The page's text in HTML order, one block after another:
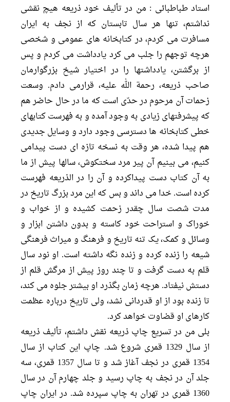
استاد طباطبائى : من در تألیف خود ذریعه هیچ نقشى
نداشتم، تنها هر سال تابستان که از نجف به ایران
مسافرت مى کردم، در کتابخانه هاى عمومى و شخصى
هرچه توجهم را جلب مى کرد یادداشت مى کردم و پس
از برگشتن، یادداشتها را در اختیار شیخ بزرگوارمان
صاحب ذریعه، رحمة الله علیه، قرارمى دادم. وسعت
زحمات آن مرحوم در حدّى است که ما در حال حاضر هم
که پیشرفتهاى زیادى به وجود آمده و به فهرست کتابهاى
خطى کتابخانه ها دسترسى وجود دارد و وسایل جدیدى
هم پیدا شده، هر وقت به نسخه تازه اى دست پیدامى
کنیم، مى بینیم آن پیر مرد سختکوش، سالها پیش از ما
به آن کتاب دست پیداکرده و آن را در الذریعه فهرست
کرده است. خدا مى داند و بس که این مرد بزرگ تاریخ در
مدت شصت سال چقدر زحمت کشیده و از خواب و
خوراک و استراحت خود کاسته و بدون داشتن ابزار و
وسائل و کمک، یک تنه تاریخ و فرهنگ و میراث فرهنگى
شیعه را زنده کرده و زنده نگه داشته است. او نود سال
قلم به دست گرفت و تا چند روز پیش از مرگش قلم از
دستش نیفتاد. هرچه زمان بگذرد او بیشتر جلوه مى کند،
تا زنده بود از او قدردانى نشد، ولى تاریخ درباره عظمت
کارهاى او قضاوت خواهد کرد.
بلى من در تسریع چاپ ذریعه نقش داشتم، تألیف ذریعه
از سال 1329 قمرى شروع شد. چاپ این کتاب از سال
1354 قمرى در نجف آغاز شد و تا سال 1357 قمرى، سه
جلد آن در نجف به چاپ رسید و جلد چهارم آن در سال
1360 قمرى در تهران به چاپ سپرده شد. در ایران چاپ